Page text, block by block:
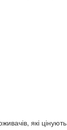
які цінують